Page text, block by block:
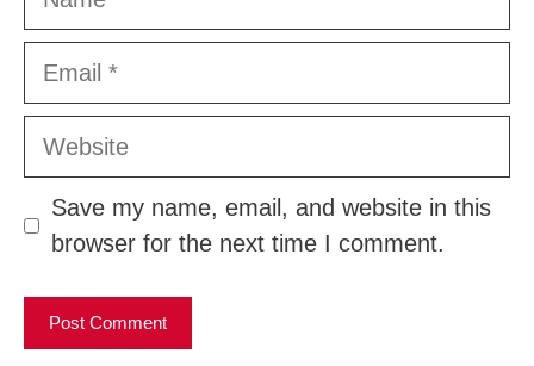
Email
Website
Save my name, email, and website in this
browser for the next time I comment.